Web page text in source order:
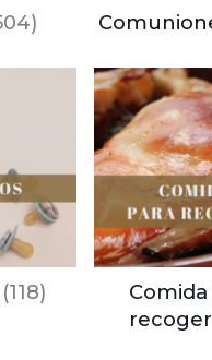
(118)
recoger